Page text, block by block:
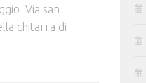
Via san
chitarra di